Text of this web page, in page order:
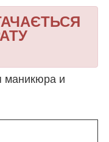
маникюра и